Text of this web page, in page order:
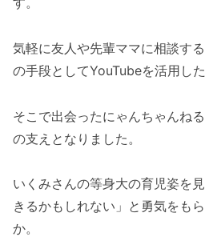
気軽に友人や先輩ママに相談す
の手段としてYouTubeを活用した
そこで出会ったにゃんちゃんね
の支えとなりました。
いくみさんの等身大の育児姿を
きるかもしれない」と勇気をも
か。